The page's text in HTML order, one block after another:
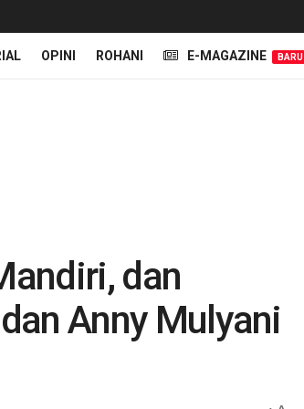
OPINI ROHANI E-MAGAZINE BARU
dan
Anny Mulyani